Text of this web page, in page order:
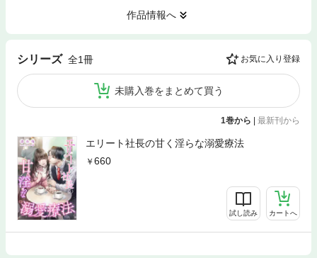
作品情報へ
シリーズ 全1冊 お気に入り登録
未購入巻をまとめて買う
1巻から | 最新刊から
エリート社長の甘く淫らな溺愛療法
660
試し読み カートへ